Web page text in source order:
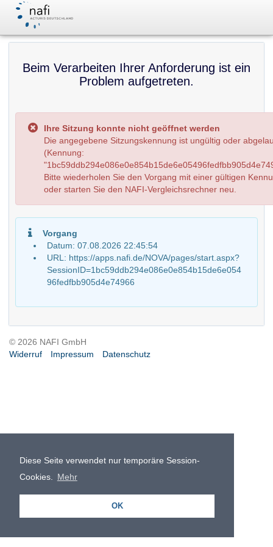
Diese Seite verwendet nur temporäre Session-
Cookies.
Mehr
OK
Beim Verarbeiten Ihrer Anforderung ist ein
Problem aufgetreten.
Ihre Sitzung konnte nicht geöffnet werden
Die angegebene Sitzungskennung ist ungültig oder
(Kennung:
Bitte wiederholen Sie den Vorgang mit einer gültigen
oder starten Sie den NAFI-Vergleichsrechner neu.
Vorgang
Datum: 07.08.2026 22:45:54
URL: https://apps.nafi.de/NOVA/pages/start.aspx?
SessionID=1bc59ddb294e086e0e854b15de6e054
96fedfbb905d4e74966
© 2026 NAFI GmbH
Widerruf
Impressum Datenschutz